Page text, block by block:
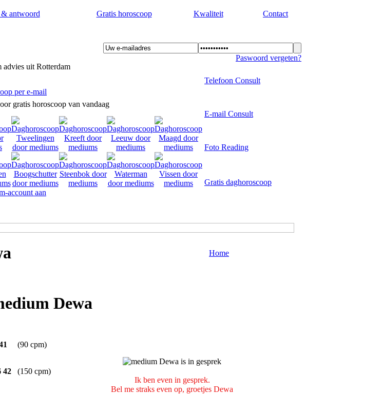
antwoord Gratis horoscoop Kwaliteit Contact
uit Rotterdam
Paswoord vergeten?
per e-mail
gratis horoscoop van vandaag
account aan
Telefoon Consult
E-mail Consult
Foto Reading
Gratis daghoroscoop
Home
Dewa
(90 cpm)
Ik ben even in gesprek.
Bel me straks even op, groetjes Dewa
42 (150 cpm)